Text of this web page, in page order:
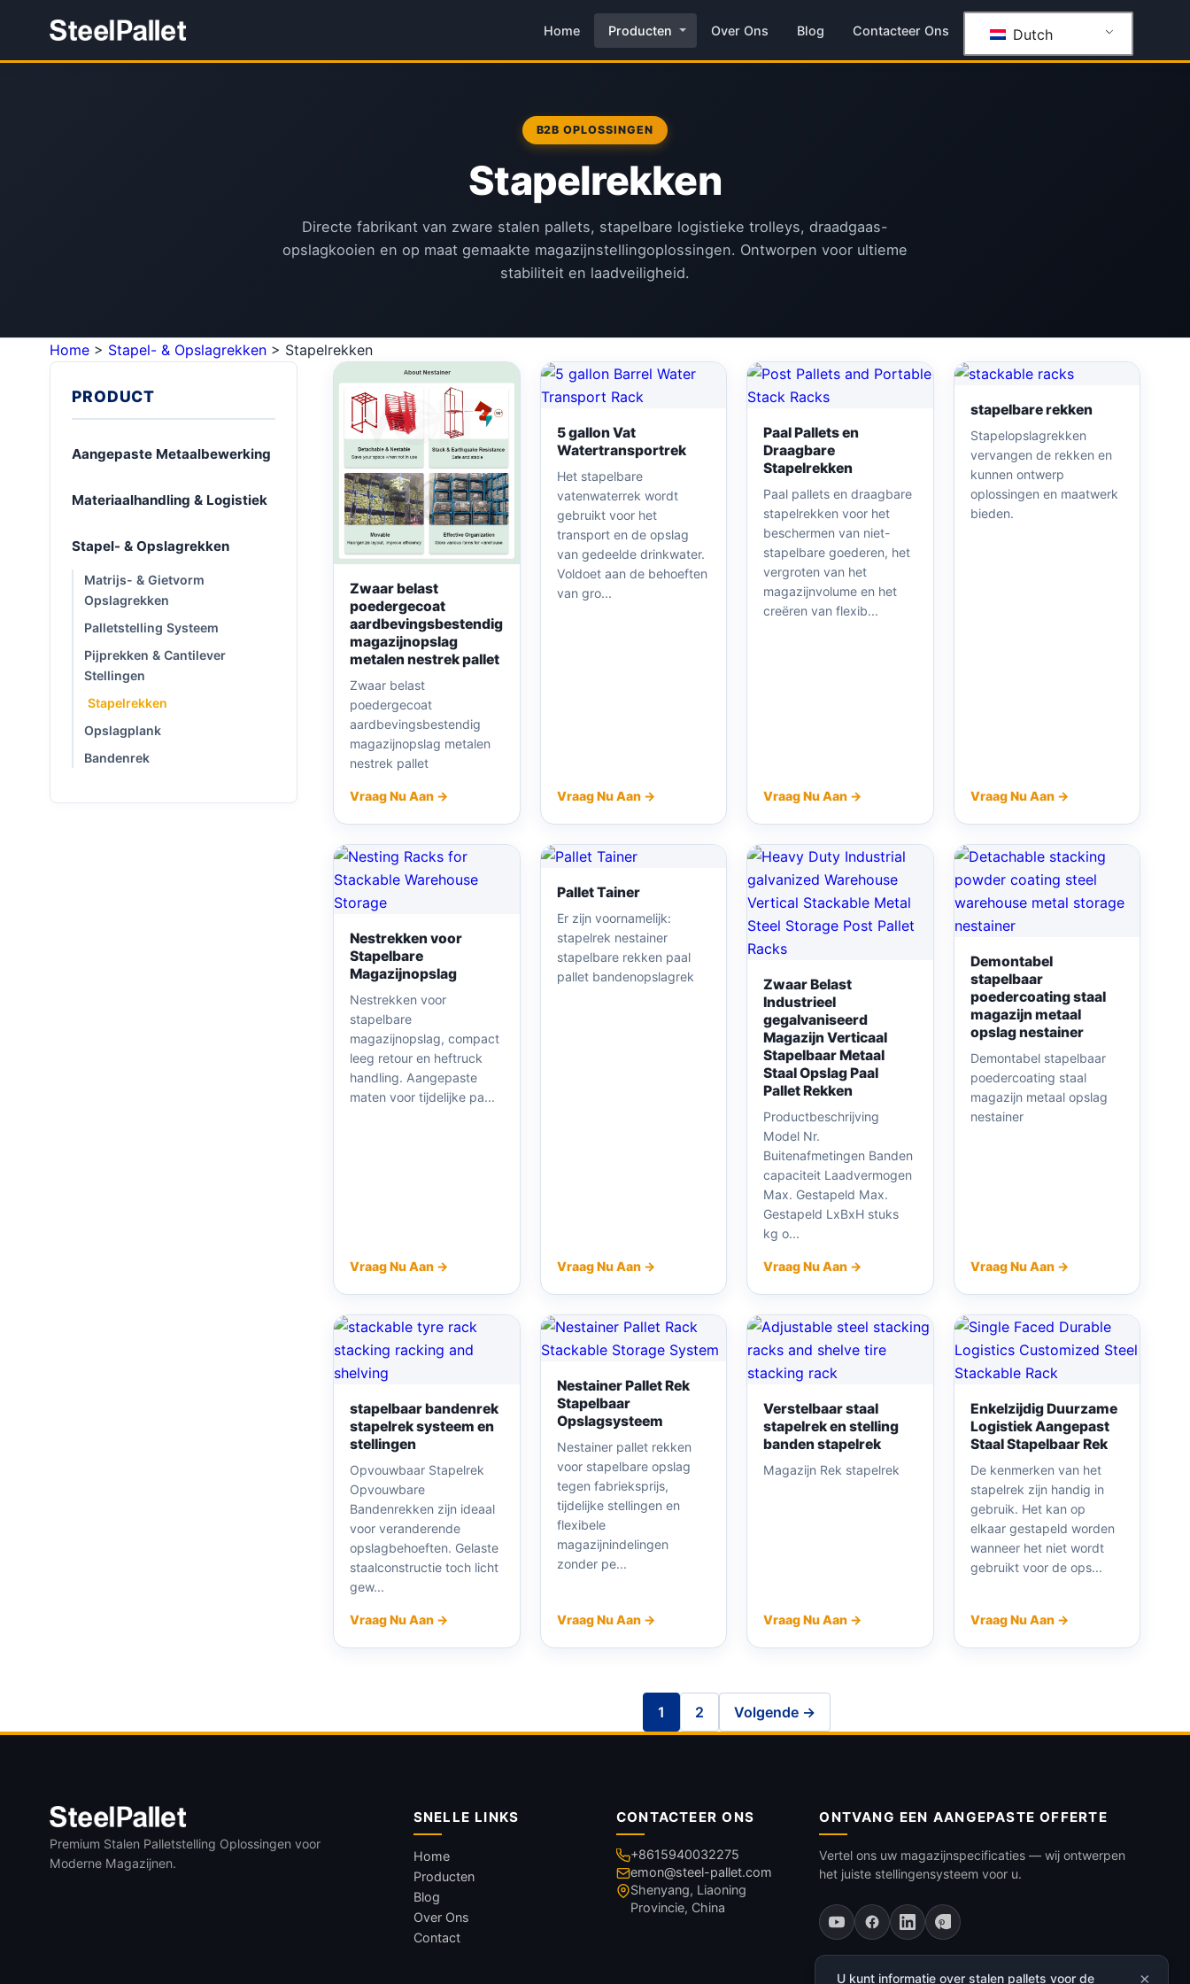
Home Producten Over Ons Blog Contacteer Ons Dutch
B2B OPLOSSINGEN
Stapelrekken
Directe fabrikant van zware stalen pallets, stapelbare logistieke trolleys, draadgaas-
opslagkooien en op maat gemaakte magazijnstellingoplossingen. Ontworpen voor ultieme
stabiliteit en laadveiligheid.
Home > Stapel- & Opslagrekken > Stapelrekken
PRODUCT
Aangepaste Metaalbewerking
Materiaalhandling & Logistiek
Stapel- & Opslagrekken
Matrijs- & Gietvorm
Opslagrekken
Palletstelling Systeem
Pijprekken & Cantilever
Stellingen
Stapelrekken
Opslagplank
Bandenrek
Zwaar belast
poedergecoat
aardbevingsbestendig
magazijnopslag
metalen nestrek pallet
Zwaar belast
poedergecoat
aardbevingsbestendig
magazijnopslag metalen
nestrek pallet
Vraag Nu Aan →
5 gallon Vat
Watertransportrek
Het stapelbare
vatenwaterrek wordt
gebruikt voor het
transport en de opslag
van gedeelde drinkwater.
Voldoet aan de behoeften
van gro...
Vraag Nu Aan →
Paal Pallets en
Draagbare
Stapelrekken
Paal pallets en draagbare
stapelrekken voor het
beschermen van niet-
stapelbare goederen, het
vergroten van het
magazijnvolume en het
creëren van flexib...
Vraag Nu Aan →
stapelbare rekken
Stapelopslagrekken
vervangen de rekken en
kunnen ontwerp
oplossingen en maatwerk
bieden.
Vraag Nu Aan →
Nestrekken voor
Stapelbare
Magazijnopslag
Nestrekken voor
stapelbare
magazijnopslag, compact
leeg retour en heftruck
handling. Aangepaste
maten voor tijdelijke pa...
Vraag Nu Aan →
Pallet Tainer
Er zijn voornamelijk:
stapelrek nestainer
stapelbare rekken paal
pallet bandenopslagrek
Vraag Nu Aan →
Zwaar Belast
Industrieel
gegalvaniseerd
Magazijn Verticaal
Stapelbaar Metaal
Staal Opslag Paal
Pallet Rekken
Productbeschrijving
Model Nr.
Buitenafmetingen Banden
capaciteit Laadvermogen
Max. Gestapeld Max.
Gestapeld LxBxH stuks
kg o...
Vraag Nu Aan →
Demontabel
stapelbaar
poedercoating staal
magazijn metaal
opslag nestainer
Demontabel stapelbaar
poedercoating staal
magazijn metaal opslag
nestainer
Vraag Nu Aan →
stapelbaar bandenrek
stapelrek systeem en
stellingen
Opvouwbaar Stapelrek
Opvouwbare
Bandenrekken zijn ideaal
voor veranderende
opslagbehoeften. Gelaste
staalconstructie toch licht
gew...
Vraag Nu Aan →
Nestainer Pallet Rek
Stapelbaar
Opslagsysteem
Nestainer pallet rekken
voor stapelbare opslag
tegen fabrieksprijs,
tijdelijke stellingen en
flexibele
magazijnindelingen
zonder pe...
Vraag Nu Aan →
Verstelbaar staal
stapelrek en stelling
banden stapelrek
Magazijn Rek stapelrek
Vraag Nu Aan →
Enkelzijdig Duurzame
Logistiek Aangepast
Staal Stapelbaar Rek
De kenmerken van het
stapelrek zijn handig in
gebruik. Het kan op
elkaar gestapeld worden
wanneer het niet wordt
gebruikt voor de ops...
Vraag Nu Aan →
1 2 Volgende →
Premium Stalen Palletstelling Oplossingen voor
Moderne Magazijnen.
SNELLE LINKS
Home
Producten
Blog
Over Ons
Contact
CONTACTEER ONS
+8615940032275
emon@steel-pallet.com
Shenyang, Liaoning
Provincie, China
ONTVANG EEN AANGEPASTE OFFERTE
Vertel ons uw magazijnspecificaties — wij ontwerpen
het juiste stellingensysteem voor u.
U kunt informatie over stalen pallets voor de ×